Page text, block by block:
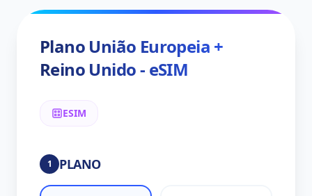
Plano União Europeia +
Reino Unido - eSIM
ESIM
1 PLANO